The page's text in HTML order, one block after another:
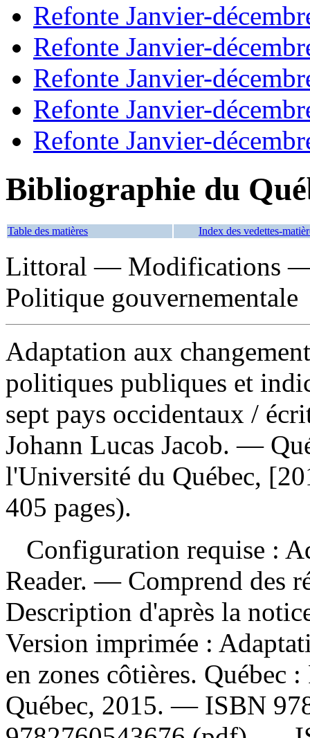
Refonte Janvier-
Refonte Janvier-
Refonte Janvier-
Refonte Janvier-
Refonte Janvier-
Bibliographie du
Table des matières Index des vedettes-
Littoral — Modifications
Politique gouvernementale
Adaptation aux
politiques publiques et
sept pays occidentaux /
Johann Lucas Jacob. —
l'Université du Québec,
405 pages).
Configuration requise :
Reader. — Comprend des
Description d'après la
Version imprimée :
en zones côtières. Québec
Québec, 2015. — ISBN